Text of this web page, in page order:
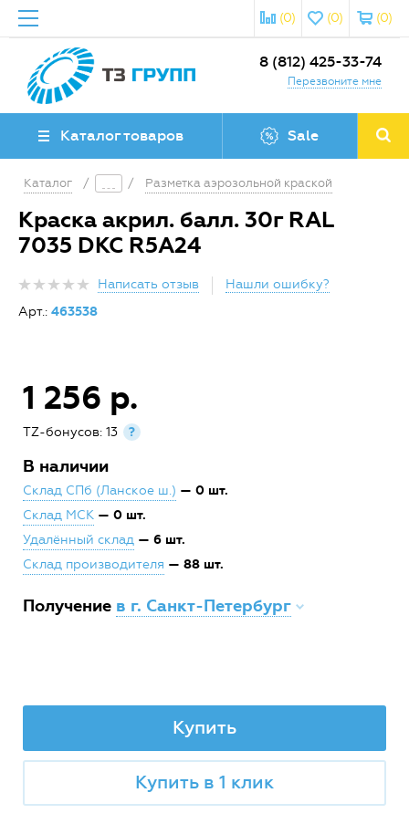
(0)
(0)
(0)
8 (812) 425-33-74
Перезвоните мне
Каталог товаров Sale
Каталог / / Разметка аэрозольной краской
Краска акрил. балл. 30г RAL
7035 DKC R5A24
Написать отзыв
Нашли ошибку?
Арт.: 463538
1 256 р.
TZ-бонусов: 13 ?
В наличии
Склад СПб (Ланское ш.) — 0 шт.
Склад МСК — 0 шт.
Удалённый склад — 6 шт.
Склад производителя — 88 шт.
Получение в г. Санкт-Петербург
Купить
Купить в 1 клик